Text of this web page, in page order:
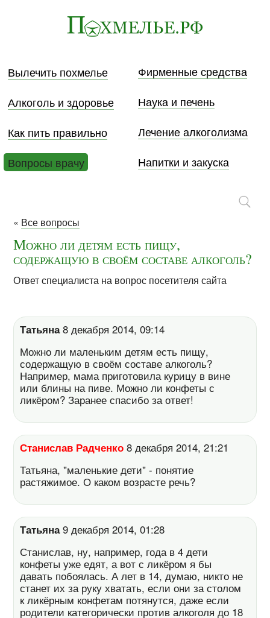
Вылечить похмелье
Фирменные средства
Алкоголь и здоровье
Наука и печень
Как пить правильно
Лечение алкоголизма
Вопросы врачу
Напитки и закуска
« Все вопросы
Можно ли детям есть пищу,
содержащую в своём составе алкоголь?
Ответ специалиста на вопрос посетителя сайта
Татьяна8 декабря 2014, 09:14
Можно ли маленьким детям есть пищу,
содержащую в своём составе алкоголь?
Например, мама приготовила курицу в вине
или блины на пиве. Можно ли конфеты с
ликёром? Заранее спасибо за ответ!
Станислав Радченко 8 декабря 2014, 21:21
Татьяна, "маленькие дети" - понятие
растяжимое. О каком возрасте речь?
Татьяна9 декабря 2014, 01:28
Станислав, ну, например, года в 4 дети
конфеты уже едят, а вот с ликёром я бы
давать побоялась. А лет в 14, думаю, никто не
станет их за руку хватать, если они за столом
к ликёрным конфетам потянутся, даже если
родители категорически против алкоголя до 18